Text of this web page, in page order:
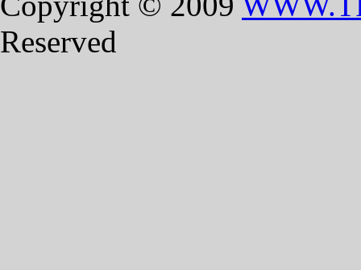
Reserved